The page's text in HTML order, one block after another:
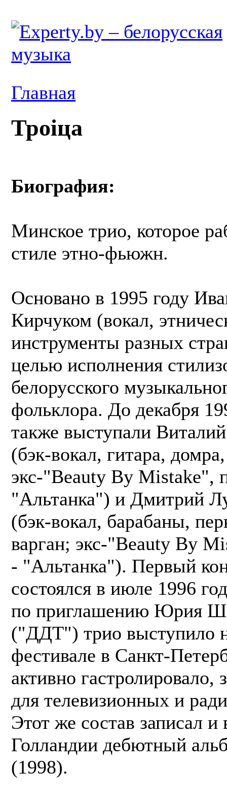
Главная
Троіца
Биография:
Минское трио, которое
стиле этно-фьюжн.
Основано в 1995 году
Кирчуком (вокал,
инструменты разных
целью исполнения
белорусского
фольклора. До декабря
также выступали
(бэк-вокал, гитара,
экс-"Beauty By Mistake",
"Альтанка") и Дмитрий
(бэк-вокал, барабаны,
варган; экс-"Beauty By
- "Альтанка"). Первый
состоялся в июле 1996
по приглашению Юрия
("ДДТ") трио выступило
фестивале в Санкт-
активно гастролировало,
для телевизионных и
Этот же состав записал
Голландии дебютный
(1998).